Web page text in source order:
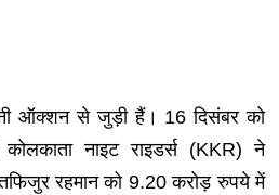
ऑक्शन से जुड़ी हैं। 16 दिसंबर को
नाइट राइडर्स (KKR) ने
रहमान को 9.20 करोड़ रुपये में